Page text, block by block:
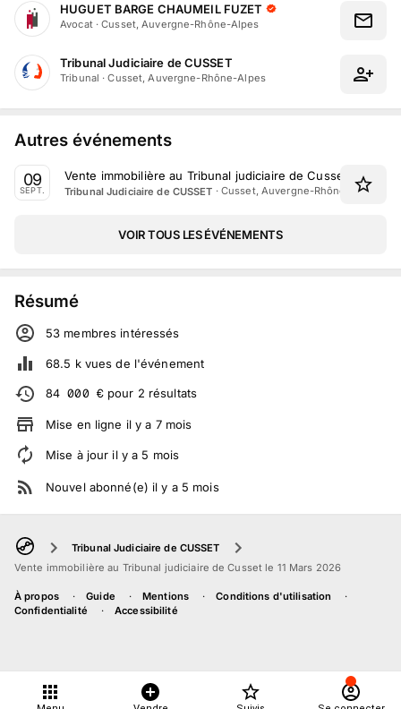
HUGUET BARGE CHAUMEIL FUZET
Avocat·Cusset, Auvergne-Rhône-Alpes
Tribunal Judiciaire de CUSSET
Tribunal ·Cusset, Auvergne-Rhône-Alpes
Autres événements
09
SEPT.
Vente immobilière au Tribunal judiciaire de Cusset le 9
Tribunal Judiciaire de CUSSET · Cusset, Auvergne-Rhône-Alpes
VOIR TOUS LES ÉVÉNEMENTS
Résumé
53 membres intéressés
68.5 kvues de l'événement
84 000 €pour 2 résultats
Mise en ligne il y a 7 mois
Mise à jour il y a 5 mois
Nouvel abonné(e) il y a 5 mois
Tribunal Judiciaire de CUSSET
Vente immobilière au Tribunal judiciaire de Cusset le 11 Mars 2026
À propos Guide Mentions
Conditions d'utilisation
Confidentialité
Accessibilité